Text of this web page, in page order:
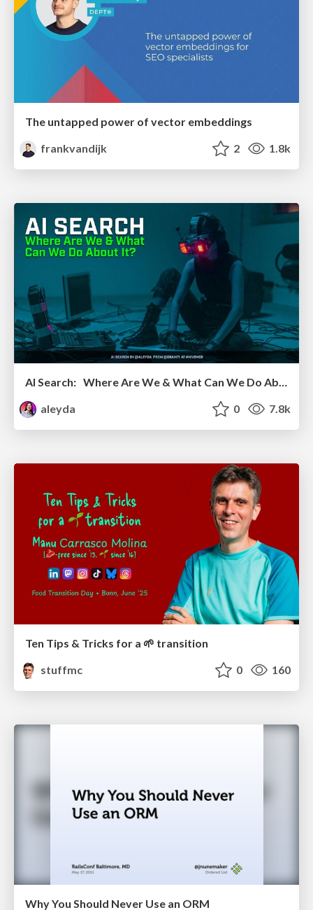
The untapped power of vector embeddings
frankvandijk
2 1.8k
AI Search: Where Are We & What Can We Do About It?
aleyda
0 7.8k
Ten Tips & Tricks for a 🌱 transition
stuffmc
0 160
Why You Should Never Use an ORM